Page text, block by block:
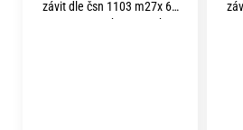
závit dle čsn 1103 m27x 60
pevnost 5.8 bez povrchu